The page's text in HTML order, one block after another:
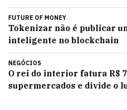
FUTURE OF MONEY
Tokenizar não é publicar
inteligente no blockchain
NEGÓCIOS
O rei do interior fatura R$
supermercados e divide o